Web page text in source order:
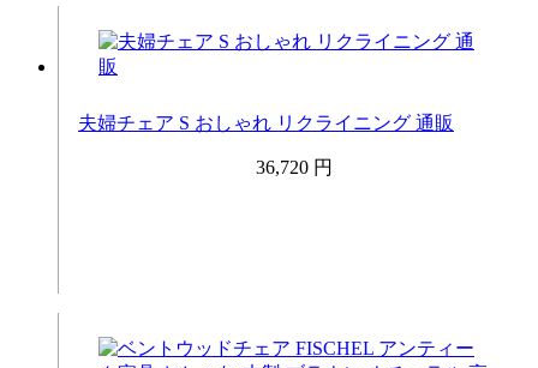
夫婦チェア S おしゃれ リクライニング 通販
36,720 円